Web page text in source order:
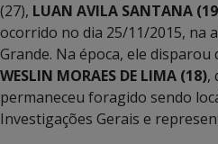
(27), LUAN AVILA SANTANA
ocorrido no dia 25/11/2015, na
Grande. Na época, ele disparou
WESLIN MORAES DE LIMA (18),
permaneceu foragido sendo
Investigações Gerais e